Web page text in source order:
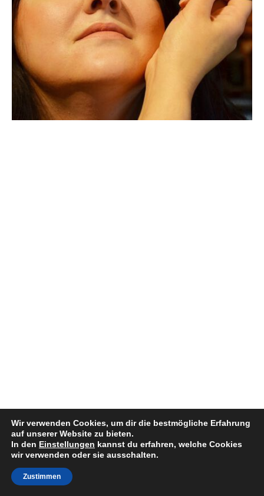
Wir verwenden Cookies, um dir die bestmögliche Erfahrung
auf unserer Website zu bieten.
In den Einstellungen kannst du erfahren, welche Cookies
wir verwenden oder sie ausschalten.
Zustimmen